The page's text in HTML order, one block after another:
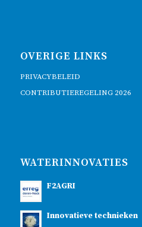
OVERIGE LINKS
PRIVACYBELEID
CONTRIBUTIEREGELING 2026
WATERINNOVATIES
F2AGRI
Innovatieve technieken